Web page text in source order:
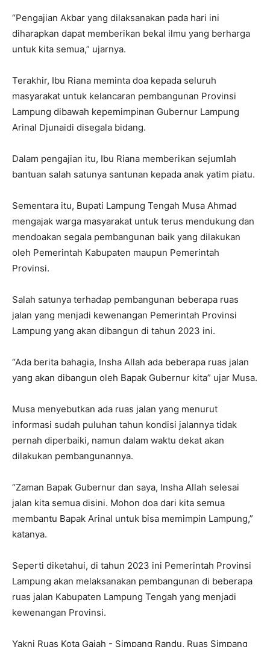
“Pengajian Akbar yang dilaksanakan pada hari ini
diharapkan dapat memberikan bekal ilmu yang berharga
untuk kita semua,” ujarnya.
Terakhir, Ibu Riana meminta doa kepada seluruh
masyarakat untuk kelancaran pembangunan Provinsi
Lampung dibawah kepemimpinan Gubernur Lampung
Arinal Djunaidi disegala bidang.
Dalam pengajian itu, Ibu Riana memberikan sejumlah
bantuan salah satunya santunan kepada anak yatim piatu.
Sementara itu, Bupati Lampung Tengah Musa Ahmad
mengajak warga masyarakat untuk terus mendukung dan
mendoakan segala pembangunan baik yang dilakukan
oleh Pemerintah Kabupaten maupun Pemerintah
Provinsi.
Salah satunya terhadap pembangunan beberapa ruas
jalan yang menjadi kewenangan Pemerintah Provinsi
Lampung yang akan dibangun di tahun 2023 ini.
“Ada berita bahagia, Insha Allah ada beberapa ruas jalan
yang akan dibangun oleh Bapak Gubernur kita” ujar Musa.
Musa menyebutkan ada ruas jalan yang menurut
informasi sudah puluhan tahun kondisi jalannya tidak
pernah diperbaiki, namun dalam waktu dekat akan
dilakukan pembangunannya.
“Zaman Bapak Gubernur dan saya, Insha Allah selesai
jalan kita semua disini. Mohon doa dari kita semua
membantu Bapak Arinal untuk bisa memimpin Lampung,”
katanya.
Seperti diketahui, di tahun 2023 ini Pemerintah Provinsi
Lampung akan melaksanakan pembangunan di beberapa
ruas jalan Kabupaten Lampung Tengah yang menjadi
kewenangan Provinsi.
Yakni Ruas Kota Gajah - Simpang Randu, Ruas Simpang